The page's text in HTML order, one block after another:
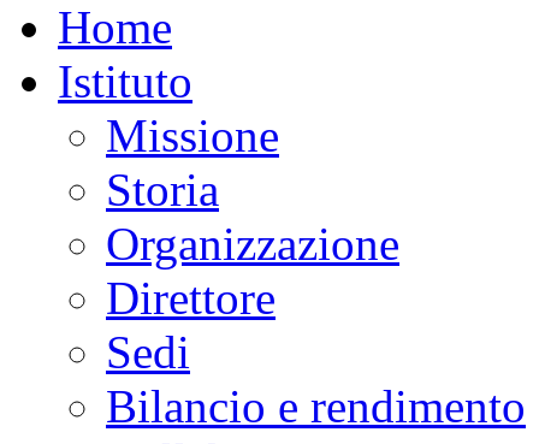
Home
Istituto
Missione
Storia
Organizzazione
Direttore
Sedi
Bilancio e rendimento